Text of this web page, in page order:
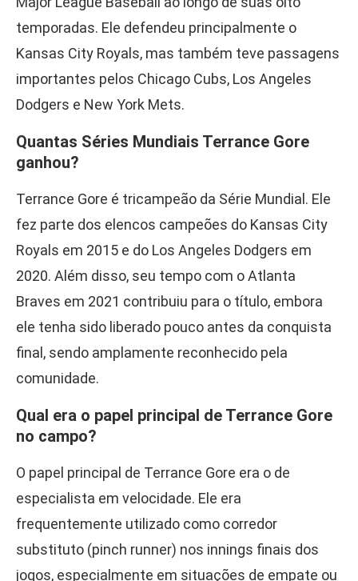
temporadas. Ele defendeu principalmente o
Kansas City Royals, mas também teve passagens
importantes pelos Chicago Cubs, Los Angeles
Dodgers e New York Mets.
Quantas Séries Mundiais Terrance Gore
ganhou?
Terrance Gore é tricampeão da Série Mundial. Ele
fez parte dos elencos campeões do Kansas City
Royals em 2015 e do Los Angeles Dodgers em
2020. Além disso, seu tempo com o Atlanta
Braves em 2021 contribuiu para o título, embora
ele tenha sido liberado pouco antes da conquista
final, sendo amplamente reconhecido pela
comunidade.
Qual era o papel principal de Terrance Gore
no campo?
O papel principal de Terrance Gore era o de
especialista em velocidade. Ele era
frequentemente utilizado como corredor
substituto (pinch runner) nos innings finais dos
jogos, especialmente em situações de empate ou